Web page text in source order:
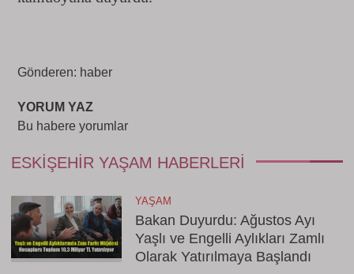
Gönderen: haber
YORUM YAZ
Bu habere yorumlar
ESKIŞEHIR YAŞAM HABERLERI
YAŞAM
Bakan Duyurdu: Ağustos Ayı
Yaşlı ve Engelli Aylıkları Zamlı
Olarak Yatırılmaya Başlandı